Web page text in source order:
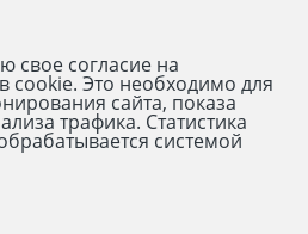
свое согласие на
cookie. Это необходимо для
сайта, показа
трафика. Статистика
системой